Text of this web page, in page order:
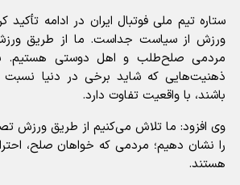
ستاره تیم ملی فوتبال ایران در ادامه تأکید
ورزش از سیاست جداست. ما از طریق
مردمی صلح‌طلب و اهل دوستی هستیم.
ذهنیت‌هایی که شاید برخی در دنیا نسبت
باشند، با واقعیت تفاوت دارد.
وی افزود: ما تلاش می‌کنیم از طریق ورزش
را نشان دهیم؛ مردمی که خواهان صلح،
هستند.